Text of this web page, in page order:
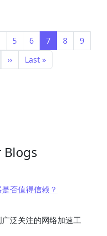
Page
5 Page
6 Page
7 Page
8 Page
9
Next page
›› Last page
Last »
Blogs
否值得信赖？
泛关注的网络加速工